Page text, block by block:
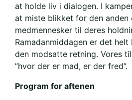
at holde liv i dialogen. I
at miste blikket for den anden
medmennesker til deres
Ramadanmiddagen er det
den modsatte retning. Vores
”hvor der er mad, er der fred”.
Program for aftenen